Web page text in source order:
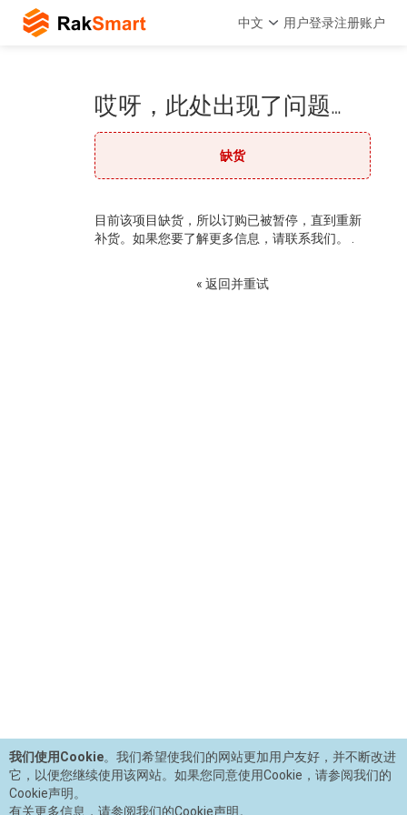
中文 用户登录注册账户
哎呀，此处出现了问题…
缺货
目前该项目缺货，所以订购已被暂停，直到重新
补货。如果您要了解更多信息，请联系我们。 .
« 返回并重试
我们使用Cookie。我们希望使我们的网站更加用户友好，并不断改进
它，以便您继续使用该网站。如果您同意使用Cookie，请参阅我们的
Cookie声明。
有关更多信息，请参阅我们的Cookie声明。